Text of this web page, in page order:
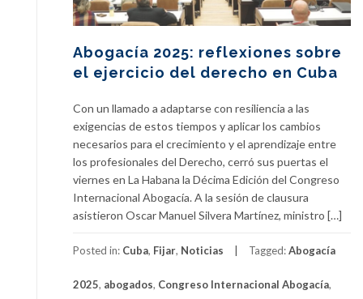
Abogacía 2025: reflexiones sobre
el ejercicio del derecho en Cuba
Con un llamado a adaptarse con resiliencia a las
exigencias de estos tiempos y aplicar los cambios
necesarios para el crecimiento y el aprendizaje entre
los profesionales del Derecho, cerró sus puertas el
viernes en La Habana la Décima Edición del Congreso
Internacional Abogacía. A la sesión de clausura
asistieron Oscar Manuel Silvera Martínez, ministro […]
Posted in: Cuba, Fijar, Noticias Tagged:Abogacía
2025, abogados, Congreso Internacional Abogacía,